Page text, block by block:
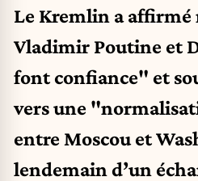
Le Kremlin a affirmé
Vladimir Poutine et
font confiance" et
vers une
entre Moscou et
lendemain d’un